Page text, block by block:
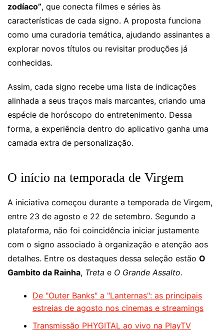
zodíaco”, que conecta filmes e séries às
características de cada signo. A proposta funciona
como uma curadoria temática, ajudando assinantes a
explorar novos títulos ou revisitar produções já
conhecidas.
Assim, cada signo recebe uma lista de indicações
alinhada a seus traços mais marcantes, criando uma
espécie de horóscopo do entretenimento. Dessa
forma, a experiência dentro do aplicativo ganha uma
camada extra de personalização.
O início na temporada de Virgem
A iniciativa começou durante a temporada de Virgem,
entre 23 de agosto e 22 de setembro. Segundo a
plataforma, não foi coincidência iniciar justamente
com o signo associado à organização e atenção aos
detalhes. Entre os destaques dessa seleção estão O
Gambito da Rainha, Treta e O Grande Assalto.
De "Outer Banks" a "Lanternas": as principais
estreias de agosto nos cinemas e streamings
Transmissão PHYGITAL ao vivo na PlayTV